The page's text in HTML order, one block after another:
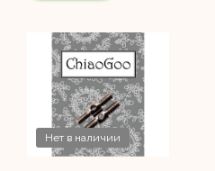
Нет в наличии